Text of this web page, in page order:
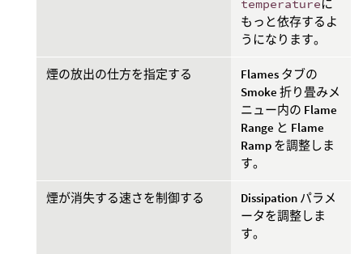
temperatureに
もっと依存するよ
うになります。
煙の放出の仕方を指定する Flames タブの
Smoke 折り畳みメ
ニュー内の Flame
Range と Flame
Ramp を調整しま
す。
煙が消失する速さを制御する Dissipation パラメ
ータを調整しま
す。